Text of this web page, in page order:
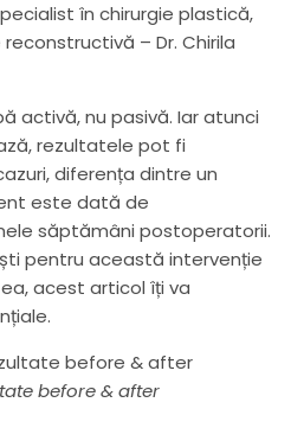
în chirurgie plastică,
– Dr. Chirila
activă, nu pasivă. Iar atunci
rezultatele pot fi
diferența dintre un
este dată de
săptămâni postoperatorii.
pentru această intervenție
acest articol îți va
before & after